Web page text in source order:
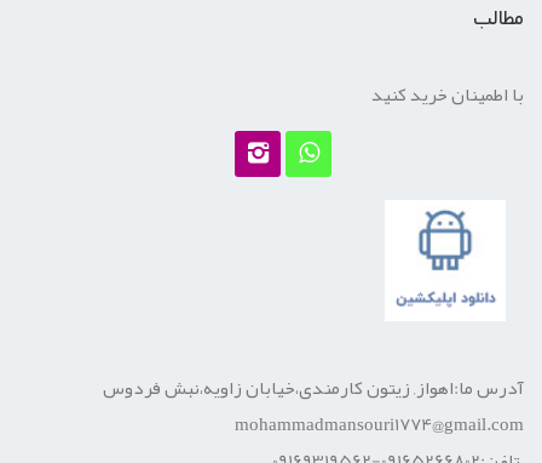
مطالب
با اطمینان خرید کنید
آدرس ما:اهواز, زیتون کارمندی،خیابان زاویه،نبش فردوس
mohammadmansouri1774@gmail.com